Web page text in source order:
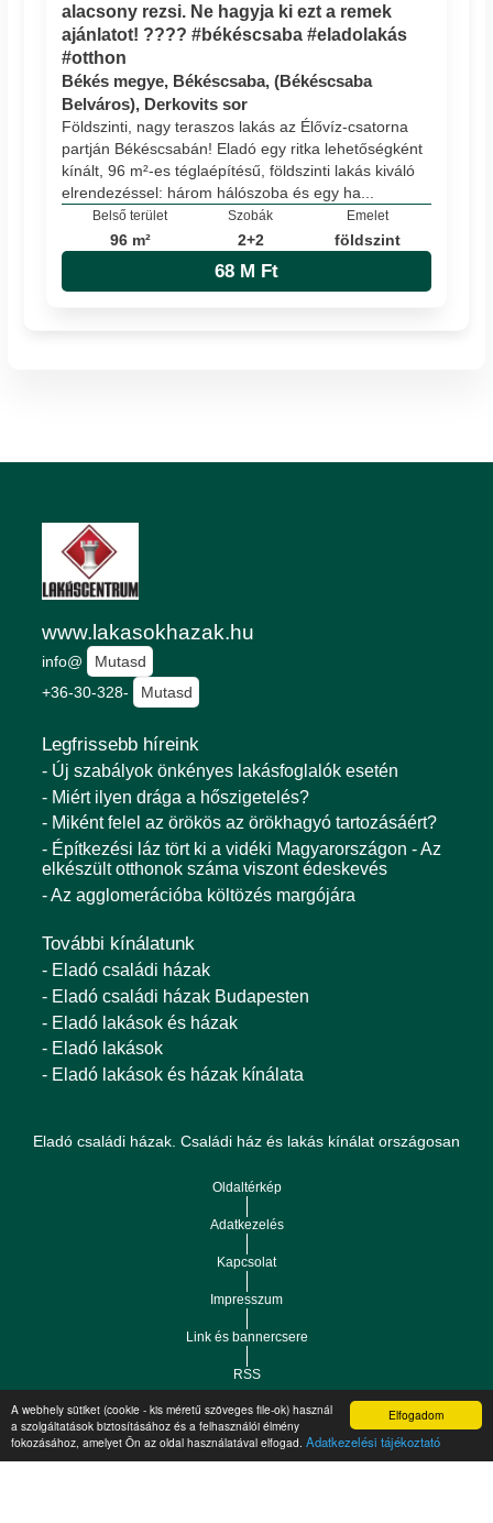
Elfogadom
A webhely sütiket (cookie - kis méretű szöveges file-ok) használ
a szolgáltatások biztosításához és a felhasználói élmény
fokozásához, amelyet Ön az oldal használatával elfogad. Adatkezelési tájékoztató
alacsony rezsi. Ne hagyja ki ezt a remek
ajánlatot! ???? #békéscsaba #eladolakás
#otthon
Békés megye, Békéscsaba, (Békéscsaba
Belváros), Derkovits sor
Földszinti, nagy teraszos lakás az Élővíz-csatorna
partján Békéscsabán! Eladó egy ritka lehetőségként
kínált, 96 m²-es téglaépítésű, földszinti lakás kiváló
elrendezéssel: három hálószoba és egy ha...
Belső terület
96 m²
Szobák
2+2
Emelet
földszint
68 M Ft
www.lakasokhazak.hu
info@
Mutasd
+36-30-328-
Mutasd
Legfrissebb híreink
- Új szabályok önkényes lakásfoglalók esetén
- Miért ilyen drága a hőszigetelés?
- Miként felel az örökös az örökhagyó tartozásáért?
- Építkezési láz tört ki a vidéki Magyarországon - Az
elkészült otthonok száma viszont édeskevés
- Az agglomerációba költözés margójára
További kínálatunk
- Eladó családi házak
- Eladó családi házak Budapesten
- Eladó lakások és házak
- Eladó lakások
- Eladó lakások és házak kínálata
Eladó családi házak. Családi ház és lakás kínálat országosan
Oldaltérkép
Adatkezelés
Kapcsolat
Impresszum
Link és bannercsere
RSS
Copyright © 2021.Vár-Köz Kft. - Ingatlan nyilvántartó, ügyviteli és
adminisztrációs szoftver